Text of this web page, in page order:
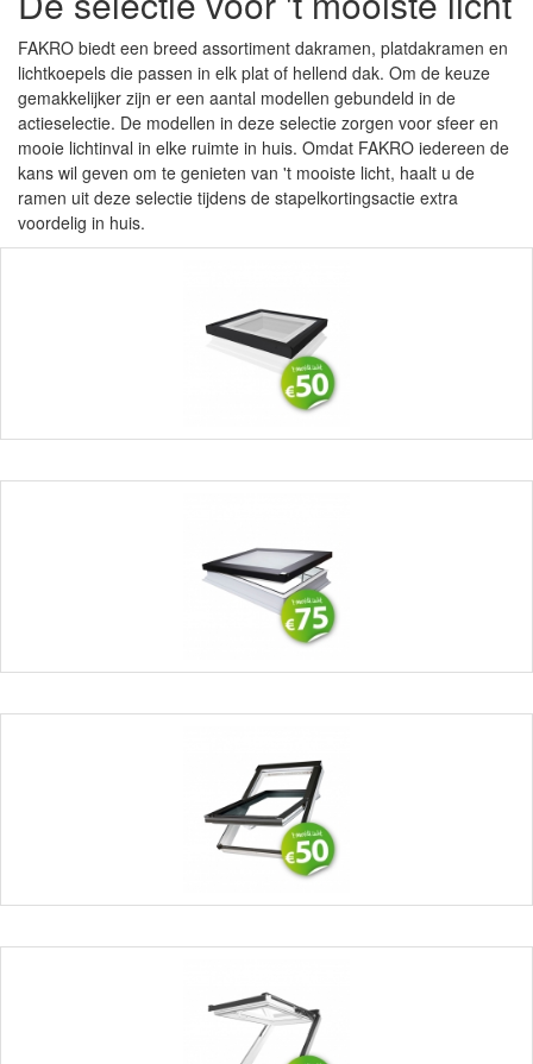
FAKRO biedt een breed assortiment dakramen, platdakramen en
lichtkoepels die passen in elk plat of hellend dak. Om de keuze
gemakkelijker zijn er een aantal modellen gebundeld in de
actieselectie. De modellen in deze selectie zorgen voor sfeer en
mooie lichtinval in elke ruimte in huis. Omdat FAKRO iedereen de
kans wil geven om te genieten van 't mooiste licht, haalt u de
ramen uit deze selectie tijdens de stapelkortingsactie extra
voordelig in huis.